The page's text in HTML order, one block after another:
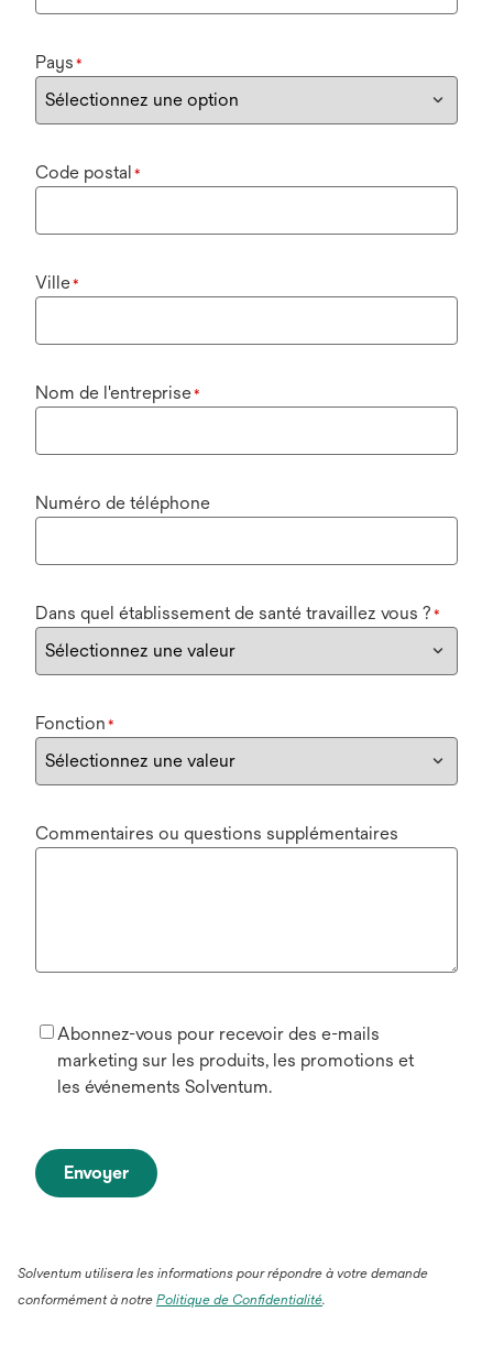
Pays *
Code postal *
Ville*
Nom de l'entreprise*
Numéro de téléphone
Dans quel établissement de santé travaillez vous ? *
Fonction *
Commentaires ou questions supplémentaires
Abonnez-vous pour recevoir des e-mails
marketing sur les produits, les promotions et
les événements Solventum.
Envoyer
Solventum utilisera les informations pour répondre à votre demande
conformément à notre Politique de Confidentialité.